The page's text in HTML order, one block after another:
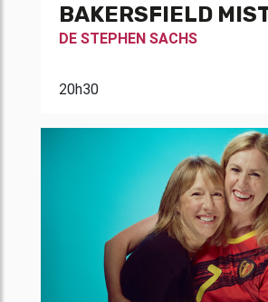
BAKERSFIELD
DE STEPHEN SACHS
20h30